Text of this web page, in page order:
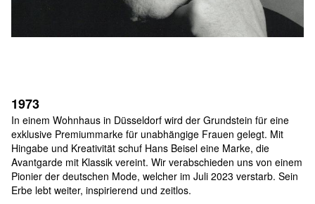
1973
In einem Wohnhaus in Düsseldorf wird der Grundstein für eine
exklusive Premiummarke für unabhängige Frauen gelegt. Mit
Hingabe und Kreativität schuf Hans Beisel eine Marke, die
Avantgarde mit Klassik vereint. Wir verabschieden uns von einem
Pionier der deutschen Mode, welcher im Juli 2023 verstarb. Sein
Erbe lebt weiter, inspirierend und zeitlos.